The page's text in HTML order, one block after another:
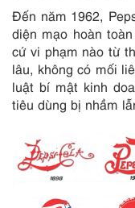
Đến năm 1962,
diện mạo hoàn
cứ vi phạm nào từ
lâu, không có mối
luật bí mật kinh
tiêu dùng bị nhầm